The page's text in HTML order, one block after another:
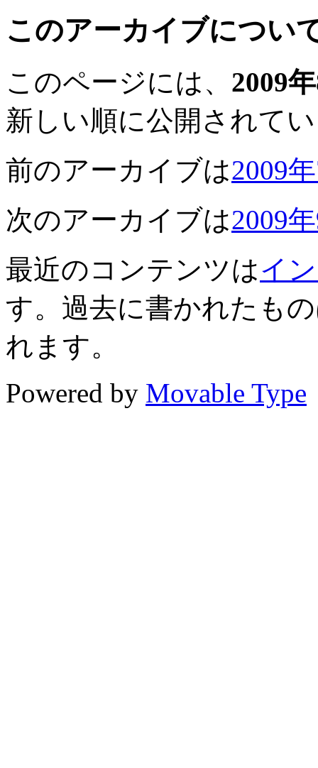
このアーカイブについ
このページには、 2009
新しい順に公開されて
前のアーカイブは2009
次のアーカイブは2009
最近のコンテンツはイ
す。過去に書かれたも
れます。
Powered by Movable Type